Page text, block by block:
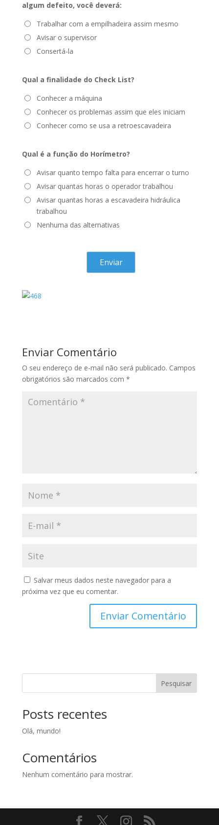
algum defeito, você deverá:
Trabalhar com a empilhadeira assim mesmo
Avisar o supervisor
Consertá-la
Qual a finalidade do Check List?
Conhecer a máquina
Conhecer os problemas assim que eles iniciam
Conhecer como se usa a retroescavadeira
Qual é a função do Horímetro?
Avisar quanto tempo falta para encerrar o turno
Avisar quantas horas o operador trabalhou
Avisar quantas horas a escavadeira hidráulica
trabalhou
Nenhuma das alternativas
Enviar Comentário
O seu endereço de e-mail não será publicado. Campos
obrigatórios são marcados com *
Salvar meus dados neste navegador para a
próxima vez que eu comentar.
Pesquisar
Posts recentes
Olá, mundo!
Comentários
Nenhum comentário para mostrar.